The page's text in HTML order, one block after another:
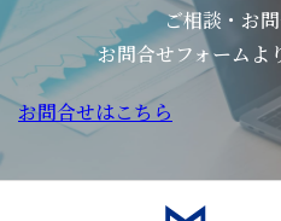
ご相談・お
お問合せフォームよ
お問合せはこちら